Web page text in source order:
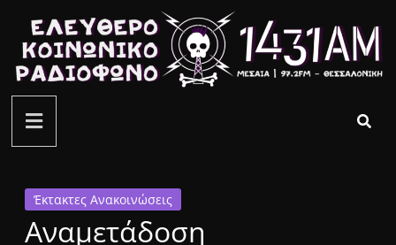
περιεχόμενο
ελεύθερο
κοινωνικό
ραδιόφωνο
Έκτακτες Ανακοινώσεις
Αναμετάδοση